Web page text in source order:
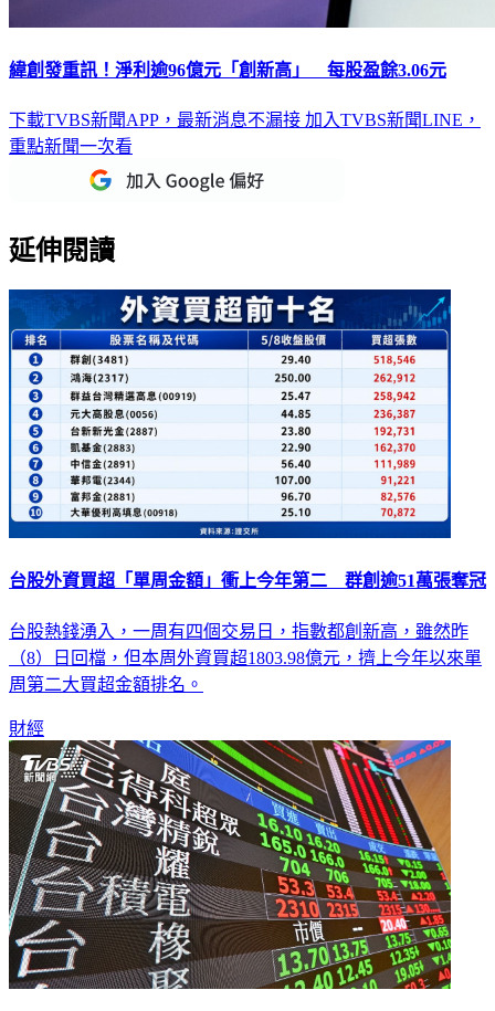
緯創發重訊！淨利逾96億元「創新高」 每股盈餘3.06元
下載TVBS新聞APP，最新消息不漏接 加入TVBS新聞LINE，
重點新聞一次看
延伸閱讀
台股外資買超「單周金額」衝上今年第二 群創逾51萬張奪冠
台股熱錢湧入，一周有四個交易日，指數都創新高，雖然昨
（8）日回檔，但本周外資買超1803.98億元，擠上今年以來單
周第二大買超金額排名。
財經